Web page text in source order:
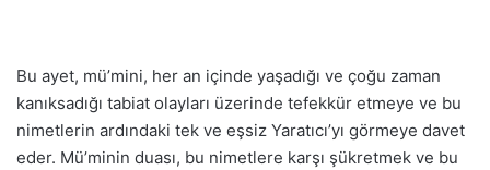
Bu ayet, mü’mini, her an içinde yaşadığı ve çoğu zaman
kanıksadığı tabiat olayları üzerinde tefekkür etmeye ve bu
nimetlerin ardındaki tek ve eşsiz Yaratıcı’yı görmeye davet
eder. Mü’minin duası, bu nimetlere karşı şükretmek ve bu